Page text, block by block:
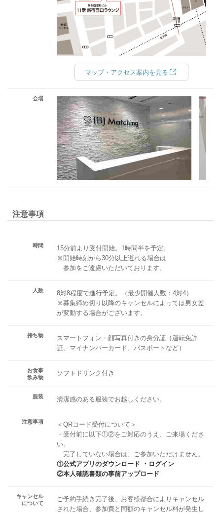
マップ・アクセス案内を見る
会場
注意事項
時間
15分前より受付開始。1時間半を予定。
※開始時刻から30分以上遅れる場合は
参加をご遠慮いただいております。
人数
8対8程度で進行予定。（最少開催人数：4対4）
※募集締め切り以降のキャンセルによっては男女差
が変動する場合がございます。
持ち物
スマートフォン・顔写真付きの身分証（運転免許
証、マイナンバーカード、パスポートなど）
お食事
飲み物
ソフトドリンク付き
服装 清潔感のある服装でお越しください。
注意事項
＜QRコード受付について＞
・受付前に以下①②をご対応のうえ、ご来場くださ
い。
完了していない場合は、ご参加いただけません。
①公式アプリのダウンロード ・ログイン
②本人確認書類の事前アップロード
キャンセル
について
ご予約手続き完了後、お客様都合によりキャンセル
された場合、参加費と同額のキャンセル料が発生し